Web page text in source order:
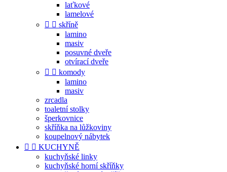
laťkové
lamelové
  skříně
lamino
masiv
posuvné dveře
otvírací dveře
  komody
lamino
masiv
zrcadla
toaletní stolky
šperkovnice
skříňka na lůžkoviny
koupelnový nábytek
  KUCHYNĚ
kuchyňské linky
kuchyňské horní skříňky